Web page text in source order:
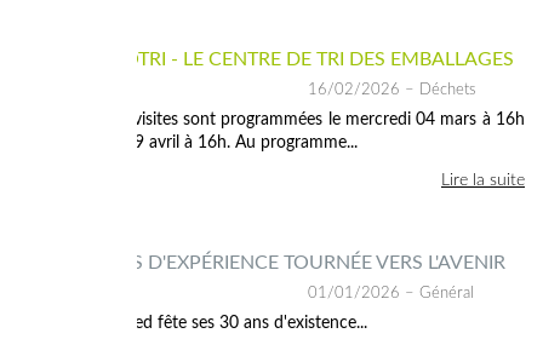
VISITEZ VALOTRI - LE CENTRE DE TRI DES EMBALLAGES
16/02/2026 – Déchets
Les prochaines visites sont programmées le mercredi 04 mars à 16h
et le mercredi 29 avril à 16h. Au programme...
Lire la suite
2026 - 30 ANS D'EXPÉRIENCE TOURNÉE VERS L'AVENIR
01/01/2026 – Général
En 2026, le Syded fête ses 30 ans d'existence...